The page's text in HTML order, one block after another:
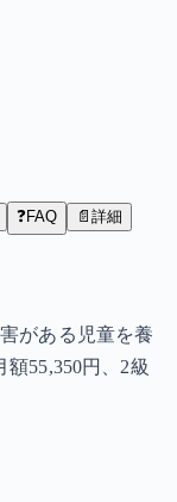
❓FAQ 📄 詳細
がある児童を養
55,350円、2級